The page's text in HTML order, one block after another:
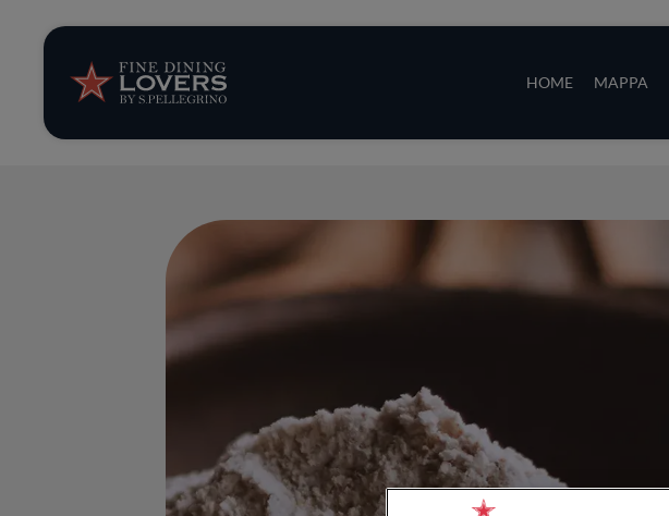
HOME MAPPA
Storie e tendenze
Ricette
Trucchi e consigli
Serie